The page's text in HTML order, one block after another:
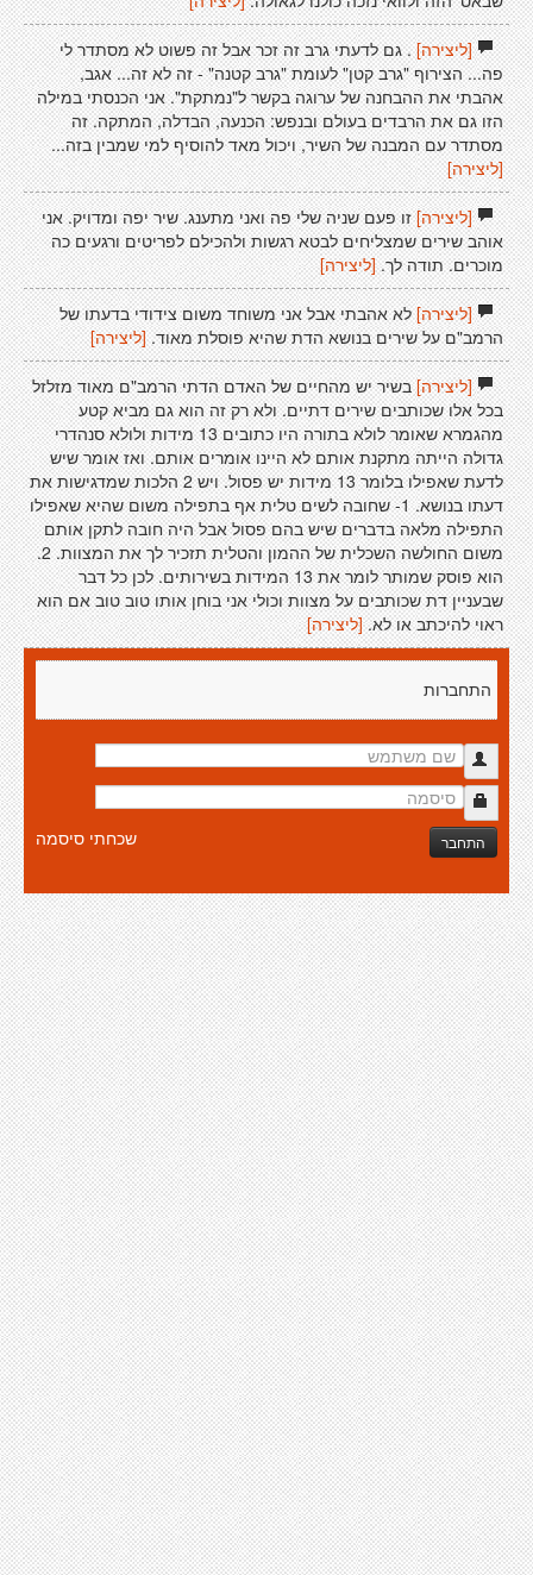
[ליצירה]. גם לדעתי גרב זה זכר אבל זה פשוט לא מסתדר לי
פה... הצירוף "גרב קטן" לעומת "גרב קטנה" - זה לא זה... אגב,
אהבתי את ההבחנה של ערוגה בקשר ל"נמתקת". אני הכנסתי במילה
הזו גם את הרבדים בעולם ובנפש: הכנעה, הבדלה, המתקה. זה
מסתדר עם המבנה של השיר, ויכול מאד להוסיף למי שמבין בזה...
[ליצירה]
[ליצירה]זו פעם שניה שלי פה ואני מתענג. שיר יפה ומדויק. אני
אוהב שירים שמצליחים לבטא רגשות ולהכילם לפריטים ורגעים כה
מוכרים. תודה לך. [ליצירה]
[ליצירה]לא אהבתי אבל אני משוחד משום צידודי בדעתו של
הרמב"ם על שירים בנושא הדת שהיא פוסלת מאוד. [ליצירה]
[ליצירה]בשיר יש מהחיים של האדם הדתי הרמב"ם מאוד מזלזל
בכל אלו שכותבים שירים דתיים. ולא רק זה הוא גם מביא קטע
מהגמרא שאומר לולא בתורה היו כתובים 13 מידות ולולא סנהדרי
גדולה הייתה מתקנת אותם לא היינו אומרים אותם. ואז אומר שיש
לדעת שאפילו בלומר 13 מידות יש פסול. ויש 2 הלכות שמדגישות את
דעתו בנושא. 1- שחובה לשים טלית אף בתפילה משום שהיא שאפילו
התפילה מלאה בדברים שיש בהם פסול אבל היה חובה לתקן אותם
משום החולשה השכלית של ההמון והטלית תזכיר לך את המצוות. 2.
הוא פוסק שמותר לומר את 13 המידות בשירותים. לכן כל דבר
שבעניין דת שכותבים על מצוות וכולי אני בוחן אותו טוב טוב אם הוא
ראוי להיכתב או לא. [ליצירה]
התחברות
התחבר שכחתי סיסמה